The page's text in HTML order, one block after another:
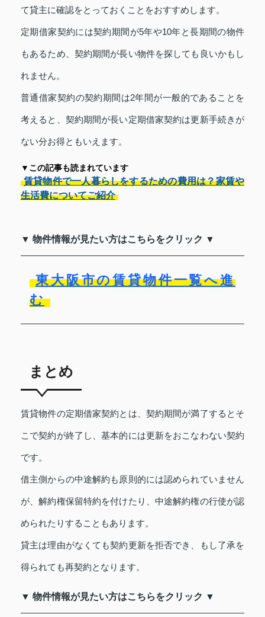
て貸主に確認をとっておくことをおすすめします。
定期借家契約には契約期間が5年や10年と長期間の物件
もあるため、契約期間が長い物件を探しても良いかもし
れません。
普通借家契約の契約期間は2年間が一般的であることを
考えると、契約期間が長い定期借家契約は更新手続きが
ない分お得ともいえます。
▼この記事も読まれています
賃貸物件で一人暮らしをするための費用は？家賃や
生活費についてご紹介
▼ 物件情報が見たい方はこちらをクリック ▼
東大阪市の賃貸物件一覧へ進
む
まとめ
賃貸物件の定期借家契約とは、契約期間が満了するとそ
こで契約が終了し、基本的には更新をおこなわない契約
です。
借主側からの中途解約も原則的には認められていません
が、解約権保留特約を付けたり、中途解約権の行使が認
められたりすることもあります。
貸主は理由がなくても契約更新を拒否でき、もし了承を
得られても再契約となります。
▼ 物件情報が見たい方はこちらをクリック ▼